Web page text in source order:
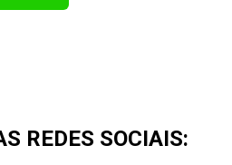
REDES SOCIAIS: